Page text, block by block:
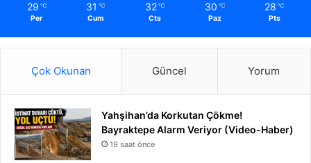
29 ℃
Per
31 ℃
Cum
32 ℃
Cts
30 ℃
Paz
28 ℃
Pts
Çok Okunan Güncel Yorum
Yahşihan’da Korkutan Çökme!
Bayraktepe Alarm Veriyor (Video-Haber)
19 saat önce